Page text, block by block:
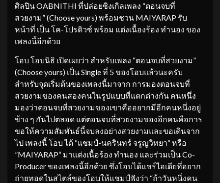
ศิลปิน OABNITHI ที่ปล่อยซิงเกิลเพลง “ตอนจบที่
สวยงาม” (Choose yours) พร้อมชวน MAIYARAP รับ
หน้าที่ เป็น โค-โปรดิวซ์ พร้อม แต่งเนื้องร้อง ทำนอง ของ
เพลงนี้อีกด้วย
โอบ โอบนิธิ เปิดเผยว่า สำหรับเพลง “ตอนจบที่สวยงาม”
(Choose yours) เป็น Single ที่ 5 ของโอบแล้วนะครับ
สำหรับจุดเริ่มต้นของเพลงนี้มาจาก การมองตอนจบที่
สวยงามของคนสองคนในรูปแบบที่แตกต่างกัน คนหนึ่ง
มองว่าตอนจบที่สวยงามของเขาคืออยากมีอีกคนหนึ่งอยู่
ข้าง ๆ กันไปตลอด แต่ตอนจบที่สวยงามของอีกคนคือการ
ขอให้ความสัมพันธ์นี้จบลงอย่างสวยงามและขอเดินจาก
ไป เพลงนี้ โอบ ได้ “แชมป์-นครินทร์ จรูญวิทยา“ หรือ
”MAIYARAP“ มาแต่งเนื้อร้อง ทำนอง และร่วมเป็น Co-
Producer ของเพลงนี้อีกด้วย ซึ่งโอบได้แชร์ไอเดียที่อยาก
ถ่ายทอดในสไตล์ของโอบให้แชมป์ฟังว่า “ถ้าวันหนึ่งคน